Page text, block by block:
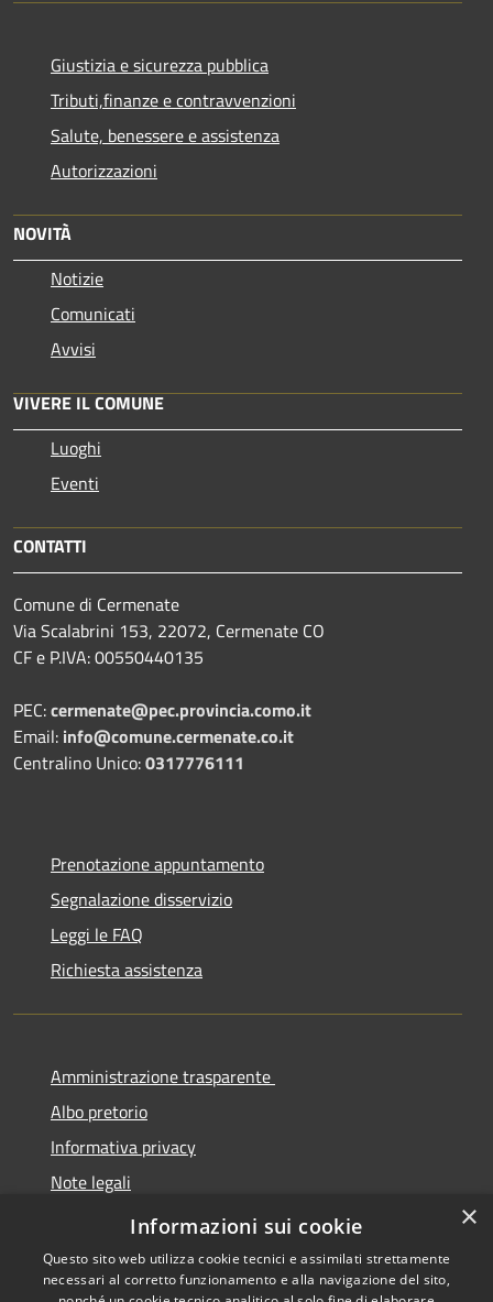
Giustizia e sicurezza pubblica
Tributi,finanze e contravvenzioni
Salute, benessere e assistenza
Autorizzazioni
NOVITÀ
Notizie
Comunicati
Avvisi
VIVERE IL COMUNE
Luoghi
Eventi
CONTATTI
Comune di Cermenate
Via Scalabrini 153, 22072, Cermenate CO
CF e P.IVA: 00550440135
PEC:cermenate@pec.provincia.como.it
Email: info@comune.cermenate.co.it
Centralino Unico:0317776111
Prenotazione appuntamento
Segnalazione disservizio
Leggi le FAQ
Richiesta assistenza
Amministrazione trasparente
Albo pretorio
Informativa privacy
Note legali
Dichiarazione di accessibilità
×
Informazioni sui cookie
Questo sito web utilizza cookie tecnici e assimilati strettamente
necessari al corretto funzionamento e alla navigazione del sito,